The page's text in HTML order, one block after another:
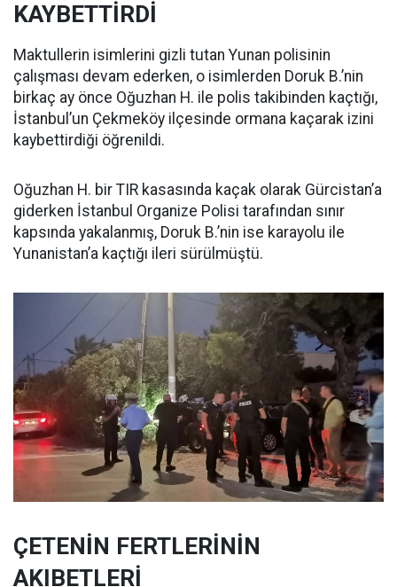
KAYBETTİRDİ
Maktullerin isimlerini gizli tutan Yunan polisinin
çalışması devam ederken, o isimlerden Doruk B.’nin
birkaç ay önce Oğuzhan H. ile polis takibinden kaçtığı,
İstanbul’un Çekmeköy ilçesinde ormana kaçarak izini
kaybettirdiği öğrenildi.
Oğuzhan H. bir TIR kasasında kaçak olarak Gürcistan’a
giderken İstanbul Organize Polisi tarafından sınır
kapsında yakalanmış, Doruk B.’nin ise karayolu ile
Yunanistan’a kaçtığı ileri sürülmüştü.
ÇETENİN FERTLERİNİN
AKIBETLERİ